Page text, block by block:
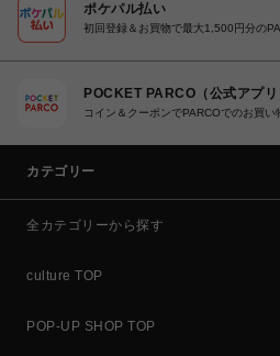
ポケパル払い
初回登録＆お買物で最大1,500円分の
POCKET PARCO（公式アプリ
コイン＆クーポンでPARCOでのお買い
カテゴリー
全カテゴリーから探す
culture TOP
POP-UP SHOP TOP